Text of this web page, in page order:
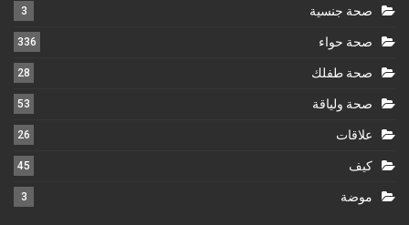
صحة جنسية 3
صحة حواء 336
صحة طفلك 28
صحة ولياقة 53
علاقات 26
كيف 45
موضة 3